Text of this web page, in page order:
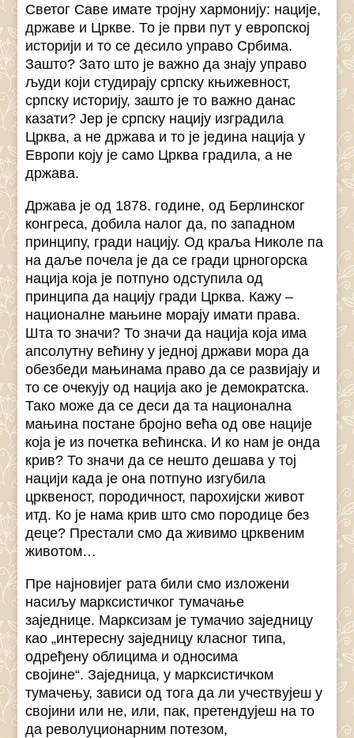
Светог Саве имате тројну хармонију: нације,
државе и Цркве. То је први пут у европској
историји и то се десило управо Србима.
Зашто? Зато што је важно да знају управо
људи који студирају српску књижевност,
српску историју, зашто је то важно данас
казати? Јер је српску нацију изградила
Црква, а не држава и то је једина нација у
Европи коју је само Црква градила, а не
држава.
Држава је од 1878. године, од Берлинског
конгреса, добила налог да, по западном
принципу, гради нацију. Од краља Николе па
на даље почела је да се гради црногорска
нација која је потпуно одступила од
принципа да нацију гради Црква. Кажу –
националне мањине морају имати права.
Шта то значи? То значи да нација која има
апсолутну већину у једној држави мора да
обезбеди мањинама право да се развијају и
то се очекују од нација ако је демократска.
Тако може да се деси да та национална
мањина постане бројно већа од ове нације
која је из почетка већинска. И ко нам је онда
крив? То значи да се нешто дешава у тој
нацији када је она потпуно изгубила
црквеност, породичност, парохијски живот
итд. Ко је нама крив што смо породице без
деце? Престали смо да живимо црквеним
животом…
Пре најновијег рата били смо изложени
насиљу марксистичког тумачање
заједнице. Марксизам је тумачио заједницу
као „интересну заједницу класног типа,
одређену облицима и односима
својине“. Заједница, у марксистичком
тумачењу, зависи од тога да ли учествујеш у
својини или не, или, пак, претендујеш на то
да револуционарним потезом,